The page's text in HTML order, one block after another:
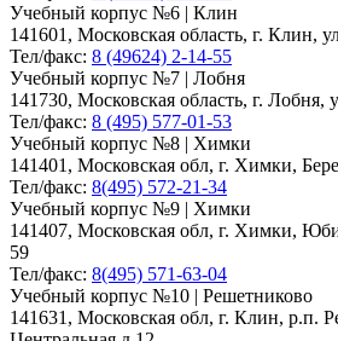
Учебный корпус №6 | Клин
141601, Московская область, г. Клин,
Тел/факс: 8 (49624) 2-14-55
Учебный корпус №7 | Лобня
141730, Московская область, г. Лобня,
Тел/факс: 8 (495) 577-01-53
Учебный корпус №8 | Химки
141401, Московская обл, г. Химки,
Тел/факс: 8(495) 572-21-34
Учебный корпус №9 | Химки
141407, Московская обл, г. Химки,
59
Тел/факс: 8(495) 571-63-04
Учебный корпус №10 | Решетниково
141631, Московская обл, г. Клин, р.п.